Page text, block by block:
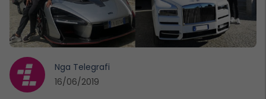
Nga Telegrafi
16/06/2019